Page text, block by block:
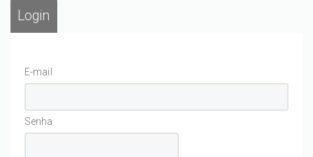
Login
E-mail
Senha